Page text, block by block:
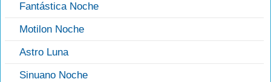
Fantástica Noche
Motilon Noche
Astro Luna
Sinuano Noche